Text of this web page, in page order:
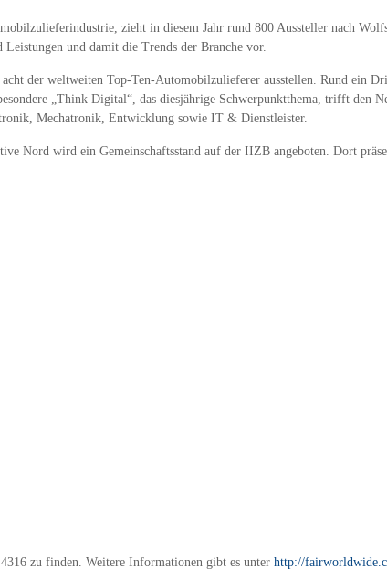
zieht in diesem Jahr rund 800 Aussteller nach
und damit die Trends der Branche vor.
der weltweiten Top-Ten-Automobilzulieferer ausstellen. Rund ein
„Think Digital“, das diesjährige Schwerpunktthema, trifft den
Mechatronik, Entwicklung sowie IT & Dienstleister.
Nord wird ein Gemeinschaftsstand auf der IIZB angeboten. Dort
zu finden. Weitere Informationen gibt es unter http://